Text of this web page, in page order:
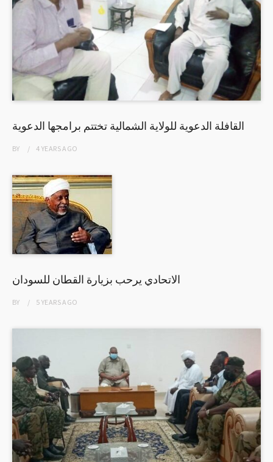
القافلة الدعوية للولاية الشمالية تختتم برامجها الدعوية
BY 4 YEARSAGO
الاتحادي يرحب بزيارة القطان للسودان
BY 5 YEARSAGO